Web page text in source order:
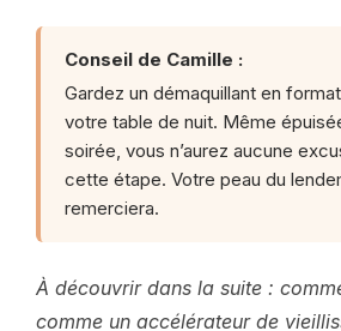
Conseil de Camille :
Gardez un démaquillant en
votre table de nuit. Même
soirée, vous n’aurez aucune
cette étape. Votre peau du
remerciera.
À découvrir dans la suite :
comme un accélérateur de